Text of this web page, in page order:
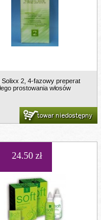
Solixx 2, 4-fazowy preperat
prostowania włosów
towar niedostępny
24.50 zł